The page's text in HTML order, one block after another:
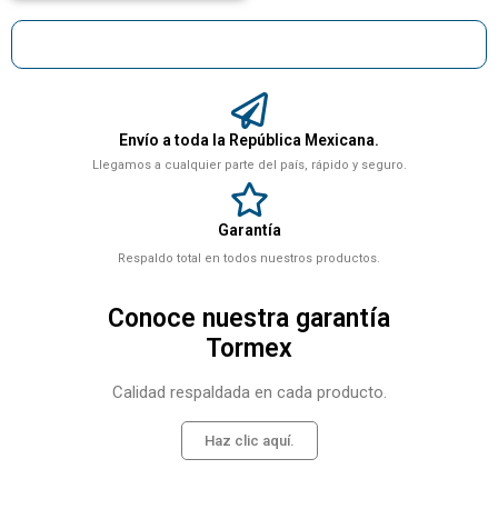
Envío a toda la República Mexicana.
Llegamos a cualquier parte del país, rápido y seguro.
Garantía
Respaldo total en todos nuestros productos.
Conoce nuestra garantía
Tormex
Calidad respaldada en cada producto.
Haz clic aquí.